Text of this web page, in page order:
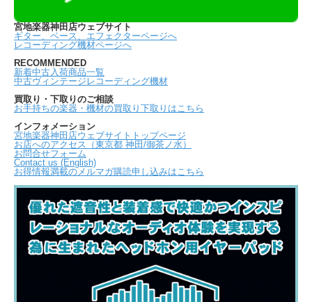
宮地楽器神田店ウェブサイト
ギター、ベース、エフェクターページへ
レコーディング機材ページへ
RECOMMENDED
新着中古入荷商品一覧
中古ヴィンテージレコーディング機材
買取り・下取りのご相談
お手持ちの楽器・機材の買取り下取りはこちら
インフォメーション
宮地楽器神田店ウェブサイトトップページ
お店へのアクセス（東京都 神田/御茶ノ水）
お問合せフォーム
Contact us (English)
お得情報満載のメルマガ購読申し込みはこちら